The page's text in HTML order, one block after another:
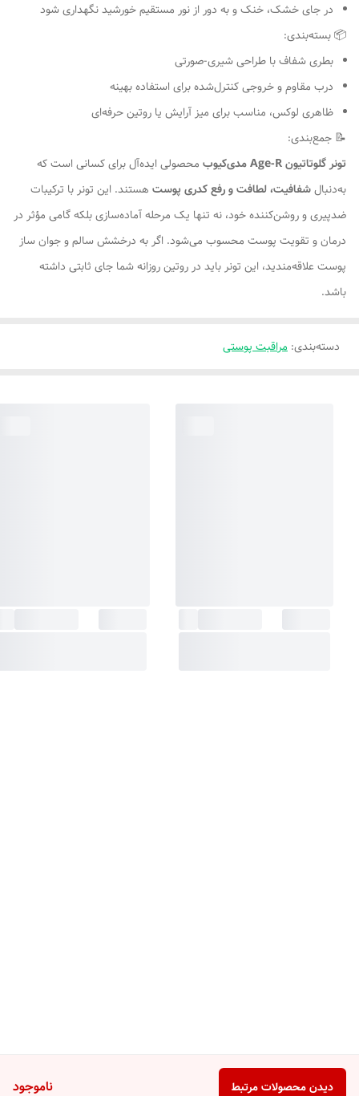
ناموجود دیدن محصولات مرتبط
در جای خشک، خنک و به دور از نور مستقیم خورشید نگهداری شود
📦 بسته‌بندی:
بطری شفاف با طراحی شیری-صورتی
درب مقاوم و خروجی کنترل‌شده برای استفاده بهینه
ظاهری لوکس، مناسب برای میز آرایش یا روتین حرفه‌ای
📝 جمع‌بندی:
تونر گلوتاتیون Age-R مدی‌کیوب
محصولی ایده‌آل برای کسانی است که
به‌دنبالشفافیت، لطافت و رفع کدری پوست هستند. این تونر با ترکیبات
ضدپیری و روشن‌کننده خود، نه تنها یک مرحله آماده‌سازی بلکه گامی مؤثر در
درمان و تقویت پوست محسوب می‌شود. اگر به درخشش سالم و جوان ساز
پوست علاقه‌مندید، این تونر باید در روتین روزانه شما جای ثابتی داشته
باشد.
دسته‌بندی: مراقبت پوستی